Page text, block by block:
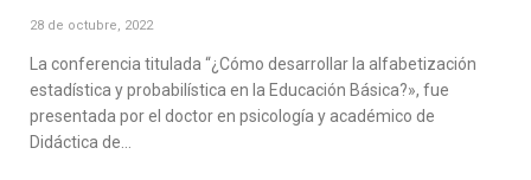
28 de octubre, 2022
La conferencia titulada “¿Cómo desarrollar la alfabetización
estadística y probabilística en la Educación Básica?», fue
presentada por el doctor en psicología y académico de
Didáctica de…